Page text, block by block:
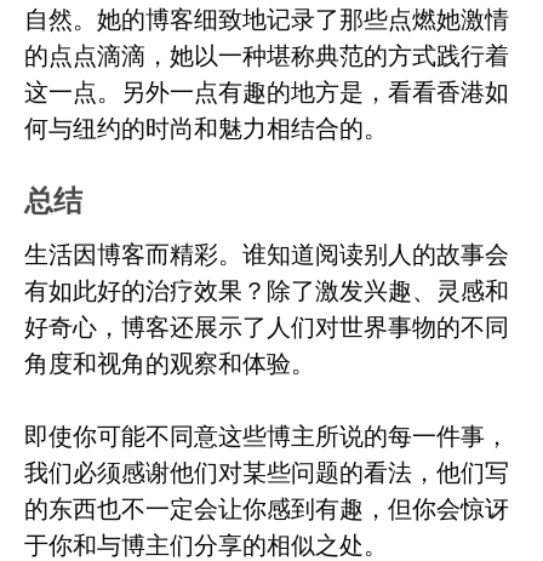
自然。她的博客细致地记录了那些点燃她激情
的点点滴滴，她以一种堪称典范的方式践行着
这一点。另外一点有趣的地方是，看看香港如
何与纽约的时尚和魅力相结合的。
总结
生活因博客而精彩。谁知道阅读别人的故事会
有如此好的治疗效果？除了激发兴趣、灵感和
好奇心，博客还展示了人们对世界事物的不同
角度和视角的观察和体验。
即使你可能不同意这些博主所说的每一件事，
我们必须感谢他们对某些问题的看法，他们写
的东西也不一定会让你感到有趣，但你会惊讶
于你和与博主们分享的相似之处。